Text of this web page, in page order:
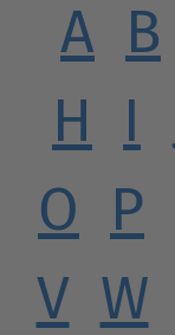
A B
H I
O P
V W